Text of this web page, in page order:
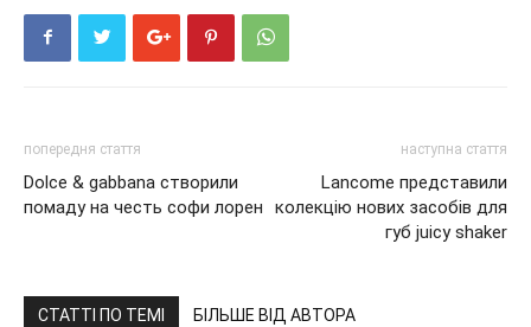
попередня стаття
Dolce & gabbana створили
помаду на честь софи лорен
наступна стаття
Lancome представили
колекцію нових засобів для
губ juicy shaker
СТАТТІ ПО ТЕМІ БІЛЬШЕ ВІД АВТОРА